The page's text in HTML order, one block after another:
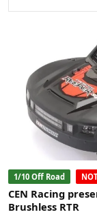
1/10 Off Road
CEN Racing
Brushless RTR